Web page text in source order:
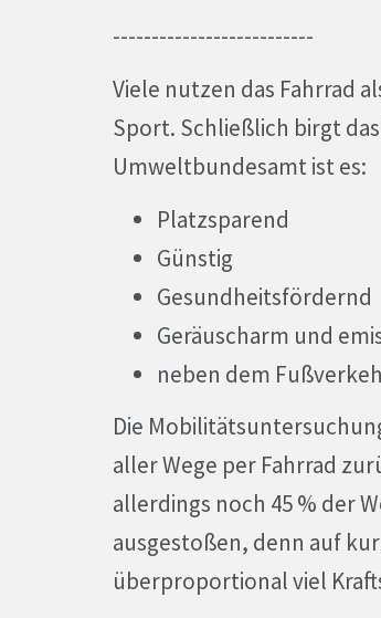
--------------------------
Viele nutzen das Fahrrad
Sport. Schließlich birgt
Umweltbundesamt ist es:
Platzsparend
Günstig
Gesundheitsfördernd
Geräuscharm und
neben dem
Die
aller Wege per Fahrrad
allerdings noch 45 % der
ausgestoßen, denn auf
überproportional viel